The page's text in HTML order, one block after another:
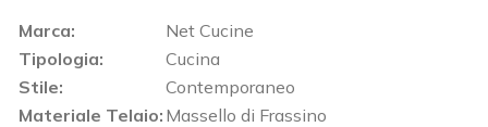
Marca:
Net Cucine
Tipologia:
Cucina
Stile:
Contemporaneo
Materiale Telaio: Massello di Frassino